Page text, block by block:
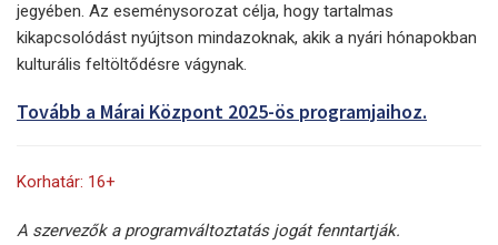
jegyében. Az eseménysorozat célja, hogy tartalmas
kikapcsolódást nyújtson mindazoknak, akik a nyári hónapokban
kulturális feltöltődésre vágynak.
Tovább a Márai Központ 2025-ös programjaihoz.
Korhatár: 16+
A szervezők a programváltoztatás jogát fenntartják.